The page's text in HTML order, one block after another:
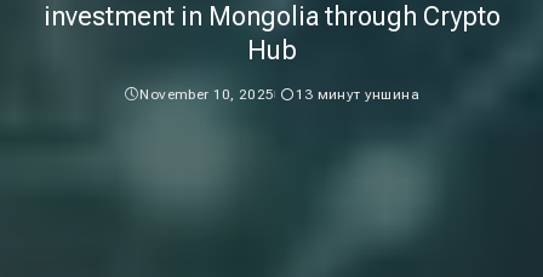
investment in Mongolia through Crypto
Hub
November 10, 2025 13 минут уншина